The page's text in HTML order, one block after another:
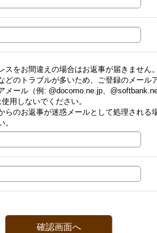
スをお間違えの場合はお返事が届きません
どのトラブルが多いため、ご登録のメール
メール（例: @docomo.ne.jp、
用しないでください。
らのお返事が迷惑メールとして処理され
。